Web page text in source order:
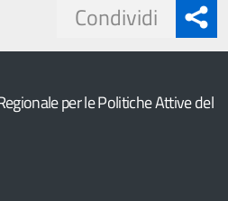
Condividi
per le Politiche Attive del